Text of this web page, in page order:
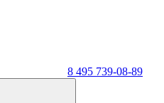
8 495 739-08-89